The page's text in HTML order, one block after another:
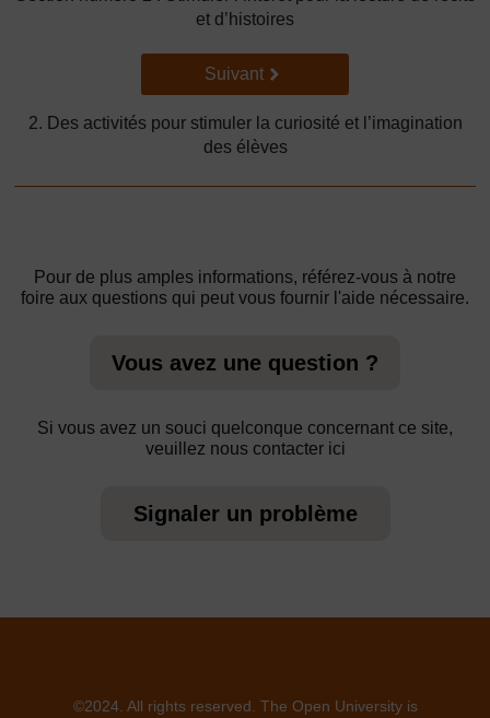
et d’histoires
Suivant
Suivant
2. Des activités pour stimuler la curiosité et l’imagination
des élèves
Pour de plus amples informations, référez-vous à notre
foire aux questions qui peut vous fournir l'aide nécessaire.
Vous avez une question ?
Si vous avez un souci quelconque concernant ce site,
veuillez nous contacter ici
Signaler un problème
©2024. All rights reserved. The Open University is